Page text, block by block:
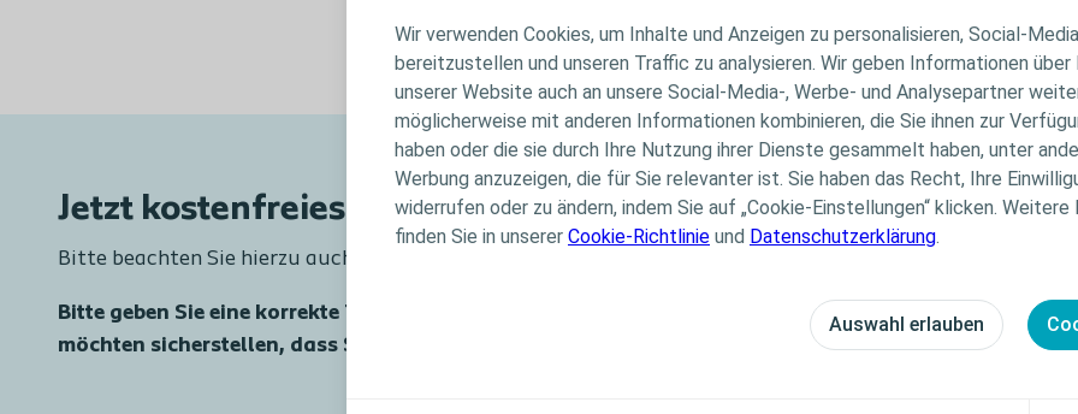
Wir verwenden Cookies, um Inhalte und Anzeigen zu personalisieren, Social-
bereitzustellen und unseren Traffic zu analysieren. Wir geben Informationen über
unserer Website auch an unsere Social-Media-, Werbe- und Analysepartner
möglicherweise mit anderen Informationen kombinieren, die Sie ihnen zur
haben oder die sie durch Ihre Nutzung ihrer Dienste gesammelt haben, unter
Werbung anzuzeigen, die für Sie relevanter ist. Sie haben das Recht, Ihre
widerrufen oder zu ändern, indem Sie auf „Cookie-Einstellungen“ klicken.
finden Sie in unserer Cookie-Richtlinie und Datenschutzerklärung.
Auswahl erlauben
Jetzt kostenfreies Produktmuster anfragen!
Bitte beachten Sie hierzu auch unsere ausführlichen
Bitte geben Sie eine korrekte Telefonnummer an, da wir Sie vorab telefonisch kontaktieren, um die
möchten sicherstellen, dass Sie das Produkt erhalten, dass zu Ihren Bedürfnissen passt, bevor wir